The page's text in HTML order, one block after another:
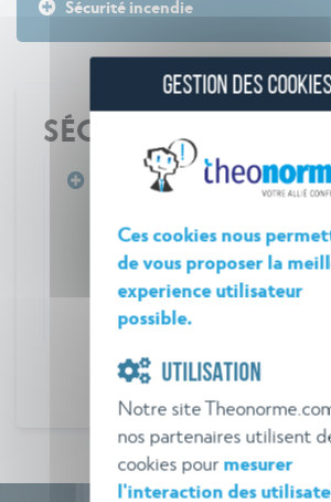
Sécurité incendie
SÉCURITÉ INCENDIE
Arrêté du 12 février 2003 relatif
prescriptions applicables aux
classées soumises à
rubrique 2731 de la
installations classées pour la
l'environnement
GESTION DES COOKIES
Ces cookies nous
de vous proposer la
experience utilisateur
possible.
UTILISATION
Notre site
nos partenaires utilisent
cookies pour mesurer
l'interaction des